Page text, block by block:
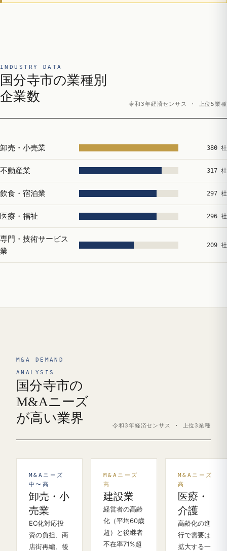
INDUSTRY DATA
国分寺市の業種別
企業数
令和3年経済センサス · 上位5業種
卸売・小売業 380 社
不動産業 317 社
飲食・宿泊業 297 社
医療・福祉 296 社
専門・技術サービス
業
209 社
M&A DEMAND
ANALYSIS
国分寺市の
M&Aニーズ
が高い業界
令和3年経済センサス · 上位3業種
M&Aニーズ
中〜高
卸売・小
売業
EC化対応投
資の負担、商
店街再編、後
M&Aニーズ
高
建設業
経営者の高齢
化（平均60歳
超）と後継者
不在率71%超
M&Aニーズ
高
医療・
介護
高齢化の進
行で需要は
拡大する一